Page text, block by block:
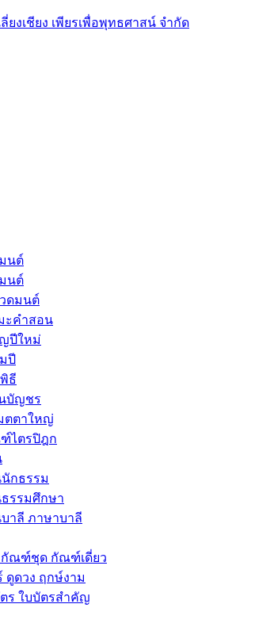
งเชียง เพียรเพื่อพุทธศาสน์ จำกัด
นต์
นต์
ดมนต์
ะคำสอน
ปีใหม่
ปี
ธี
บัญชร
ตตาใหญ่
ไตรปิฎก
กธรรม
รรมศึกษา
าลี ภาษาบาลี
กัณฑ์ชุด กัณฑ์เดี่ยว
ดูดวง ฤกษ์งาม
ร ใบบัตรสำคัญ